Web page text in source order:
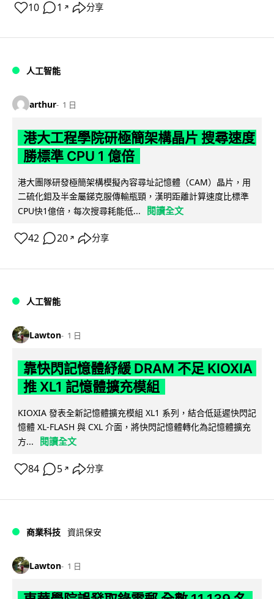
10 1 ↗ 分享
人工智能
arthur 1 日
港大工程學院研極簡架構晶片 搜尋速度
勝標準 CPU 1 億倍
港大團隊研發極簡架構模擬內容尋址記憶體（CAM）晶片，用
二硫化鉬及半金屬銻克服傳輸瓶頸，漢明距離計算速度比標準
CPU快1億倍，每次搜尋耗能低...
閱讀全文
42 20 ↗ 分享
人工智能
Lawton 1 日
靠快閃記憶體紓緩 DRAM 不足 KIOXIA
推 XL1 記憶體擴充模組
KIOXIA 發表全新記憶體擴充模組 XL1 系列，結合低延遲快閃記
憶體 XL-FLASH 與 CXL 介面，將快閃記憶體轉化為記憶體擴充
方...
閱讀全文
84 5 ↗ 分享
商業科技 資訊保安
Lawton 1 日